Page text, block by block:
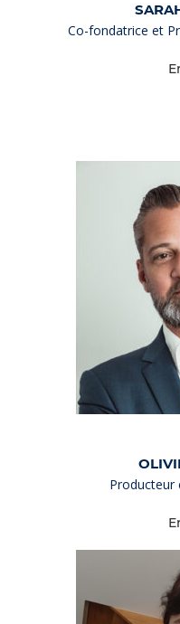
Co-fondatrice et
Producteur